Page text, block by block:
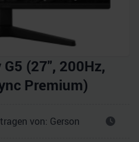
(27", 200Hz,
Premium)
von: Gerson